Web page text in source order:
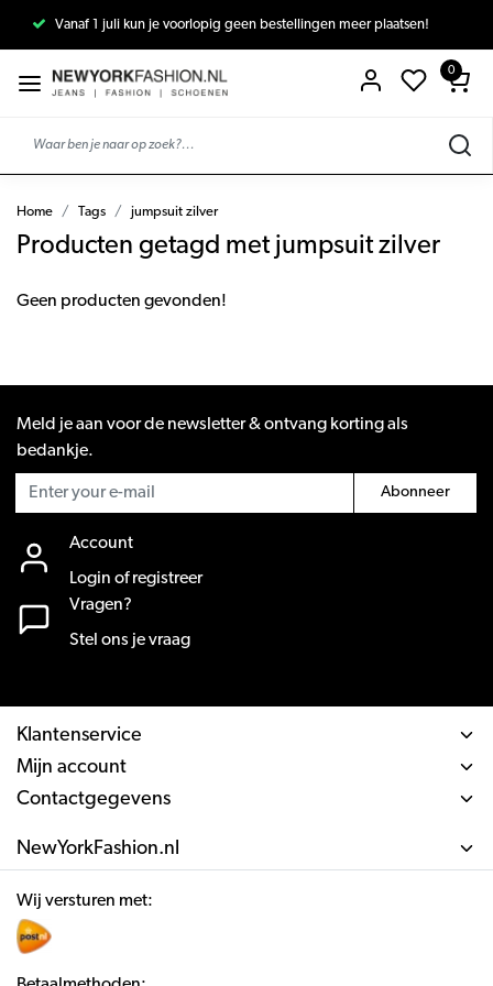
Vanaf 1 juli kun je voorlopig geen bestellingen meer plaatsen!
0
Home Tags jumpsuit zilver
Producten getagd met jumpsuit zilver
Geen producten gevonden!
Meld je aan voor de newsletter & ontvang korting als
bedankje.
Abonneer
Account
Login of registreer
Vragen?
Stel ons je vraag
Klantenservice
Mijn account
Contactgegevens
NewYorkFashion.nl
Wij versturen met: